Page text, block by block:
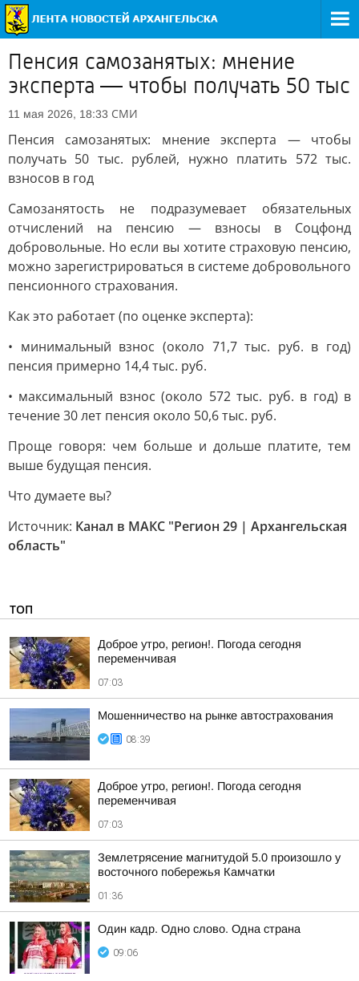
Пенсия самозанятых: мнение
эксперта — чтобы получать 50 тыс
11 мая 2026, 18:33 СМИ
Пенсия самозанятых: мнение эксперта — чтобы
получать 50 тыс. рублей, нужно платить 572 тыс.
взносов в год
Самозанятость не подразумевает обязательных
отчислений на пенсию — взносы в Соцфонд
добровольные. Но если вы хотите страховую пенсию,
можно зарегистрироваться в системе добровольного
пенсионного страхования.
Как это работает (по оценке эксперта):
• минимальный взнос (около 71,7 тыс. руб. в год)
пенсия примерно 14,4 тыс. руб.
• максимальный взнос (около 572 тыс. руб. в год) в
течение 30 лет пенсия около 50,6 тыс. руб.
Проще говоря: чем больше и дольше платите, тем
выше будущая пенсия.
Что думаете вы?
Источник: Канал в МАКС "Регион 29 | Архангельская
область"
ТОП
Доброе утро, регион!. Погода сегодня
переменчивая
07:03
Мошенничество на рынке автострахования
08:39
Доброе утро, регион!. Погода сегодня
переменчивая
07:03
Землетрясение магнитудой 5.0 произошло у
восточного побережья Камчатки
01:36
Один кадр. Одно слово. Одна страна
09:06